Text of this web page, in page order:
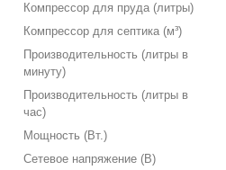
Компрессор для пруда (литры)
Компрессор для септика (м³)
Производительность (литры в
минуту)
Производительность (литры в
час)
Мощность (Вт.)
Сетевое напряжение (В)